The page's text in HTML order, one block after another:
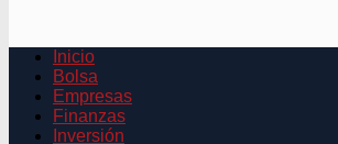
Inicio
Bolsa
Empresas
Finanzas
Inversión